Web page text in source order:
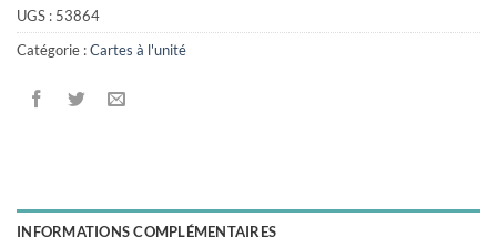
UGS : 53864
Catégorie :Cartes à l'unité
INFORMATIONS COMPLÉMENTAIRES